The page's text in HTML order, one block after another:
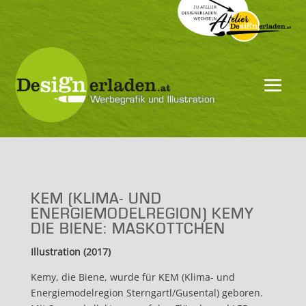
KEM (KLIMA- UND
ENERGIEMODELREGION) KEMY
DIE BIENE: MASKOTTCHEN
Illustration (2017)
Kemy, die Biene, wurde für KEM (Klima- und
Energiemodelregion Sterngartl/Gusental) geboren.